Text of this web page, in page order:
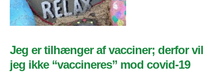
Jeg er tilhænger af vacciner; derfor vil
jeg ikke “vaccineres” mod covid-19